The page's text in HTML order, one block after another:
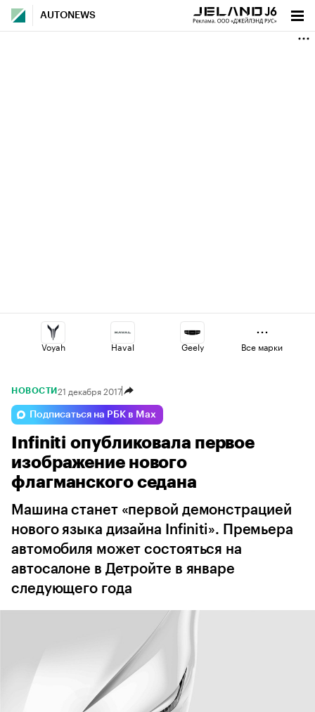
AUTONEWS
Voyah Haval Geely
Changan Esteo
Volga Lada Omoda
Все марки
НОВОСТИ 21 декабря 2017
Подписаться на РБК в Max
Infiniti опубликовала первое
изображение нового
флагманского седана
Машина станет «первой демонстрацией
нового языка дизайна Infiniti». Премьера
автомобиля может состояться на
автосалоне в Детройте в январе
следующего года